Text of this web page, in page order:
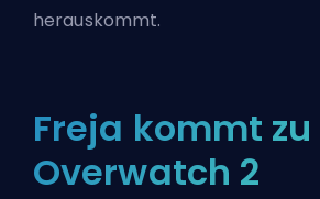
herauskommt.
Freja kommt zu
Overwatch 2